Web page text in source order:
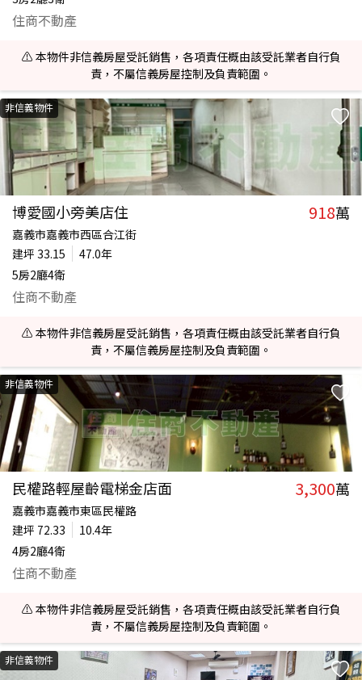
住商不動產
⚠️ 本物件非信義房屋受託銷售，各項責任概由該受託業者自行負
責，不屬信義房屋控制及負責範圍。
非信義物件
博愛國小旁美店住 918萬
嘉義市嘉義市西區合江街
建坪 33.15
47.0年
5房2廳4衛
住商不動產
⚠️ 本物件非信義房屋受託銷售，各項責任概由該受託業者自行負
責，不屬信義房屋控制及負責範圍。
非信義物件
民權路輕屋齡電梯金店面 3,300萬
嘉義市嘉義市東區民權路
建坪 72.33
10.4年
4房2廳4衛
住商不動產
⚠️ 本物件非信義房屋受託銷售，各項責任概由該受託業者自行負
責，不屬信義房屋控制及負責範圍。
非信義物件